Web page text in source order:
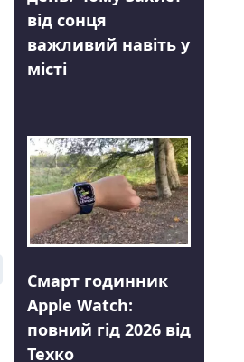
від сонця
важливий навіть у
місті
Смарт годинник
Apple Watch:
повний гід 2026 від
Техко